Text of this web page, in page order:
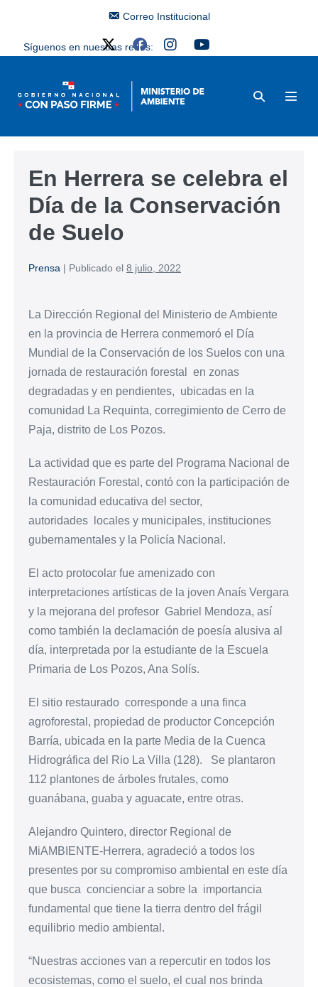
Correo Institucional
Síguenos en nuestras redes:
En Herrera se celebra el
Día de la Conservación
de Suelo
Prensa | Publicado el 8 julio, 2022
La Dirección Regional del Ministerio de Ambiente
en la provincia de Herrera conmemoró el Día
Mundial de la Conservación de los Suelos con una
jornada de restauración forestal en zonas
degradadas y en pendientes, ubicadas en la
comunidad La Requinta, corregimiento de Cerro de
Paja, distrito de Los Pozos.
La actividad que es parte del Programa Nacional de
Restauración Forestal, contó con la participación de
la comunidad educativa del sector,
autoridades locales y municipales, instituciones
gubernamentales y la Policía Nacional.
El acto protocolar fue amenizado con
interpretaciones artísticas de la joven Anaís Vergara
y la mejorana del profesor Gabriel Mendoza, así
como también la declamación de poesía alusiva al
día, interpretada por la estudiante de la Escuela
Primaria de Los Pozos, Ana Solís.
El sitio restaurado corresponde a una finca
agroforestal, propiedad de productor Concepción
Barría, ubicada en la parte Media de la Cuenca
Hidrográfica del Rio La Villa (128). Se plantaron
112 plantones de árboles frutales, como
guanábana, guaba y aguacate, entre otras.
Alejandro Quintero, director Regional de
MiAMBIENTE-Herrera, agradeció a todos los
presentes por su compromiso ambiental en este día
que busca concienciar a sobre la importancia
fundamental que tiene la tierra dentro del frágil
equilibrio medio ambiental.
“Nuestras acciones van a repercutir en todos los
ecosistemas, como el suelo, el cual nos brinda